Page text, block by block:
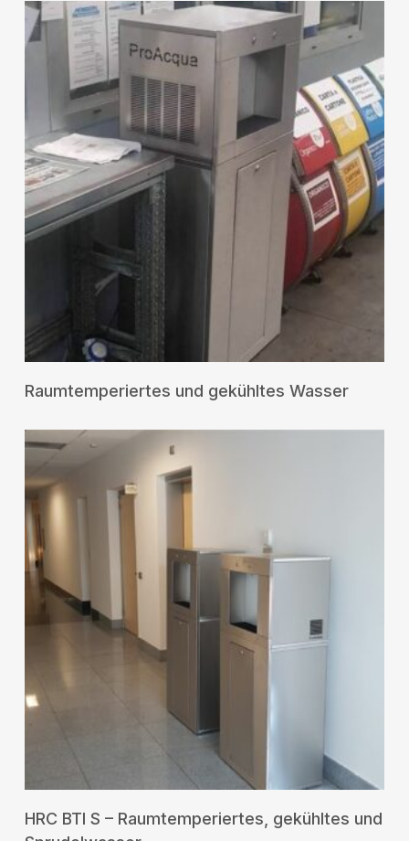
Raumtemperiertes und gekühltes Wasser
HRC BTI S – Raumtemperiertes, gekühltes und